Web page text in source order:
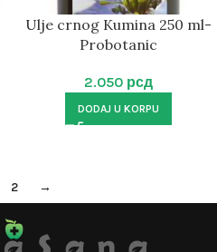
Ulje crnog Kumina 250 ml-
Probotanic
2.050 рсд
DODAJ U KORPU
2 →